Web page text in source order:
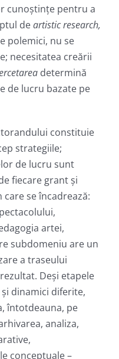
cunoștințe pentru a
deartistic research,
polemici, nu se
necesitatea creării
determină
de lucru bazate pe
constituie
strategiile;
de lucru sunt
fiecare grant și
se încadrează:
artei,
subdomeniu are un
a traseului
Deși etapele
dinamici diferite,
întotdeauna, pe
analiza,
conceptuale –